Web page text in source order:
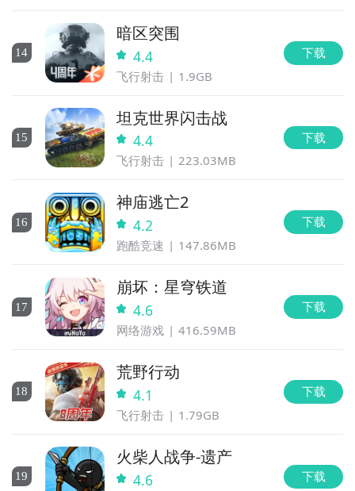
14
暗区突围
4.4
飞行射击 1.9GB
下载
15
坦克世界闪击战
4.4
飞行射击 223.03MB
下载
16
神庙逃亡2
4.2
跑酷竞速 147.86MB
下载
17
崩坏：星穹铁道
4.6
网络游戏 416.59MB
下载
18
荒野行动
4.1
飞行射击 1.79GB
下载
19
火柴人战争-遗产
4.6 下载